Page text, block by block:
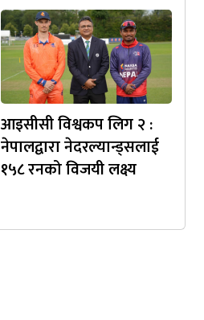
आइसीसी विश्वकप लिग २ :
नेपालद्वारा नेदरल्यान्ड्सलाई
१५८ रनको विजयी लक्ष्य